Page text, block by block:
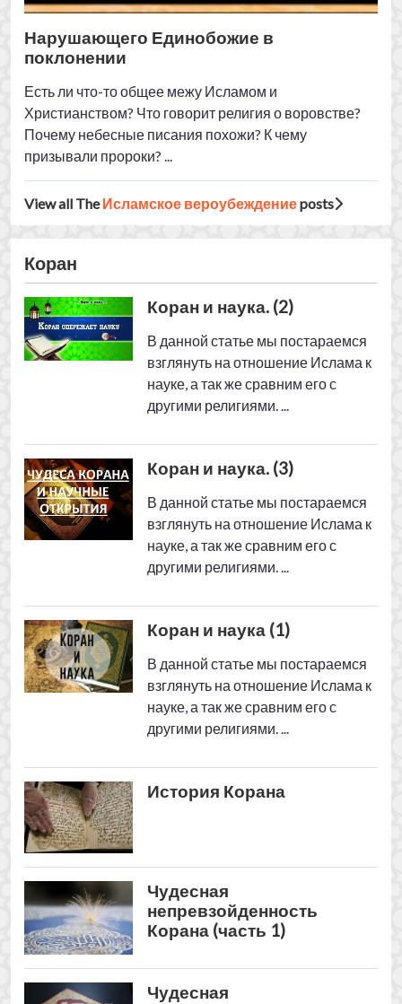
Коран
Коран и наука. (2)
В данной статье мы постараемся
взглянуть на отношение Ислама к
науке, а так же сравним его с
другими религиями. ...
Коран и наука. (3)
другими религиями. ...
Коран и наука (1)
В данной статье мы постараемся
другими религиями. ...
История Корана
Чудесная
непревзойденность
Корана (часть 1)
Чудесная
View all TheКоран
Ложные представления
Оберегание Аллахом